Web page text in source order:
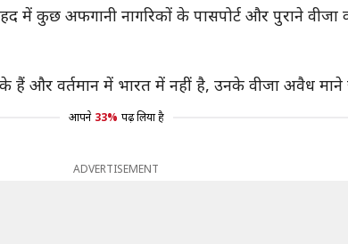
में कुछ अफगानी नागरिकों के पासपोर्ट और पुराने
और वर्तमान में भारत में नहीं है, उनके वीजा अवैध माने
आपने 33% पढ़ लिया है
ADVERTISEMENT